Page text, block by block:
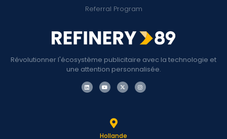
Révolutionner l'écosystème publicitaire avec la technologie et
une attention personnalisée.
Referral Program
Hollande